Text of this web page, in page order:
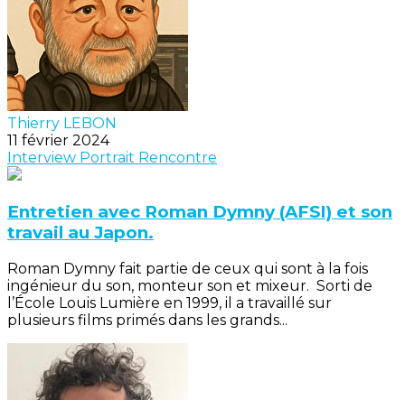
Thierry LEBON
11 février 2024
Interview Portrait Rencontre
Entretien avec Roman Dymny (AFSI) et son
travail au Japon.
Roman Dymny fait partie de ceux qui sont à la fois
ingénieur du son, monteur son et mixeur. Sorti de
l’École Louis Lumière en 1999, il a travaillé sur
plusieurs films primés dans les grands...